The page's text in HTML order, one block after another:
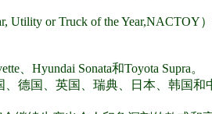
Utility or Truck of the
、Hyundai Sonata和Toyota Supra。
德国、英国、瑞典、日本、韩国和